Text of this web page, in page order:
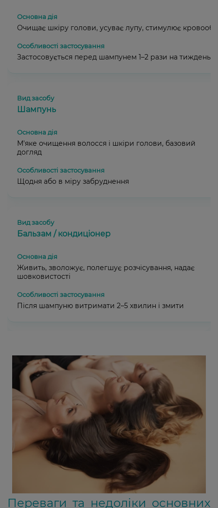
Очищає шкіру голови, усуває лупу, стимулює
Застосовується перед шампунем 1–2 рази на тиждень
Шампунь
М'яке очищення волосся і шкіри голови, базовий
догляд
Щодня або в міру забруднення
Бальзам / кондиціонер
Живить, зволожує, полегшує розчісування, надає
шовковистості
Після шампуню витримати 2–5 хвилин і змити
Переваги та недоліки основних